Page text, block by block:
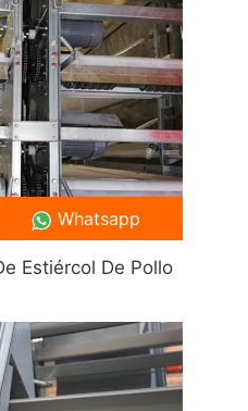
Estiércol De Pollo
Whatsapp